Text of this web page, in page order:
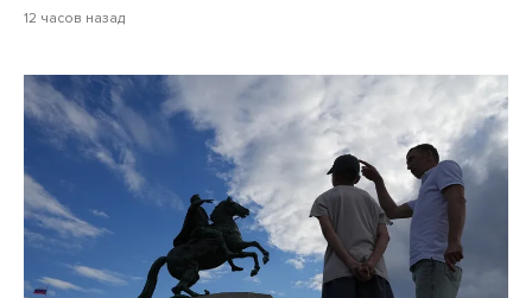
12 часов назад